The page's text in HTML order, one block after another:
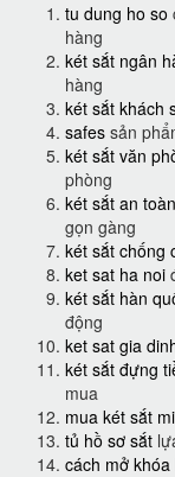
tu dung ho so
hàng
két sắt ngân
hàng
két sắt khách
safes sản
két sắt văn
phòng
két sắt an toàn
gọn gàng
két sắt chống
ket sat ha noi
két sắt hàn
động
ket sat gia
két sắt đựng
mua
mua két sắt
tủ hồ sơ sắt
cách mở